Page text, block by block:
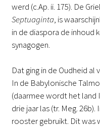
werd (c.Ap. ii. 175). De
Septuaginta, is
in de diaspora de inhoud
synagogen.
Dat ging in de Oudheid
In de Babylonische
(daarmee wordt het land
drie jaar las (tr. Meg.
rooster gebruikt. Dit was